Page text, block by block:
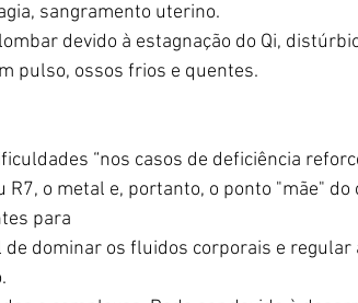
sangramento uterino.
devido à estagnação do Qi,
pulso, ossos frios e quentes.
“nos casos de deficiência
R7, o metal e, portanto, o ponto "mãe" do
para
dominar os fluidos corporais e regular